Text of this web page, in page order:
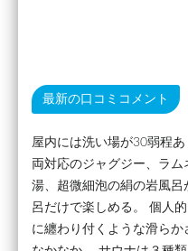
最新の口コミコメント
屋内には洗い場が30弱程
両対応のジャグジー、ラ
湯、超微細泡の絹の岩風
呂だけで楽しめる。 個人
に纏わり付くような滑ら